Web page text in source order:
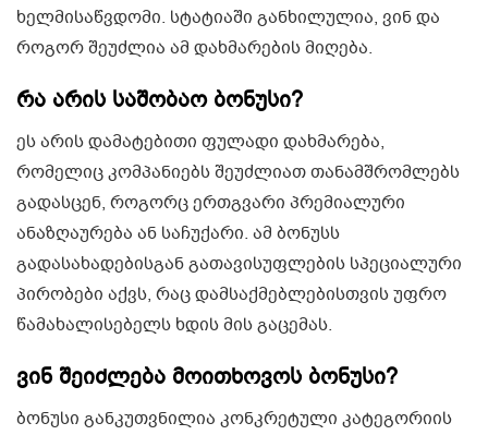
ხელმისაწვდომი. სტატიაში განხილულია, ვინ და
როგორ შეუძლია ამ დახმარების მიღება.
რა არის საშობაო ბონუსი?
ეს არის დამატებითი ფულადი დახმარება,
რომელიც კომპანიებს შეუძლიათ თანამშრომლებს
გადასცენ, როგორც ერთგვარი პრემიალური
ანაზღაურება ან საჩუქარი. ამ ბონუსს
გადასახადებისგან გათავისუფლების სპეციალური
პირობები აქვს, რაც დამსაქმებლებისთვის უფრო
წამახალისებელს ხდის მის გაცემას.
ვინ შეიძლება მოითხოვოს ბონუსი?
ბონუსი განკუთვნილია კონკრეტული კატეგორიის